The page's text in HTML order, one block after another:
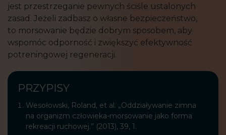
jest przestrzeganie pewnych ściśle ustalonych
zasad. Jeżeli zadbasz o własne bezpieczeństwo,
to morsowanie będzie dobrym sposobem, aby
wspomóc odporność i zwiększyć efektywność
potreningowej regeneracji.
PRZYPISY
Wesołowski, Roland, et al. „Oddziaływanie zimna
na organizm człowieka-morsowanie jako forma
rekreacji ruchowej.” (2013), 39, 1.